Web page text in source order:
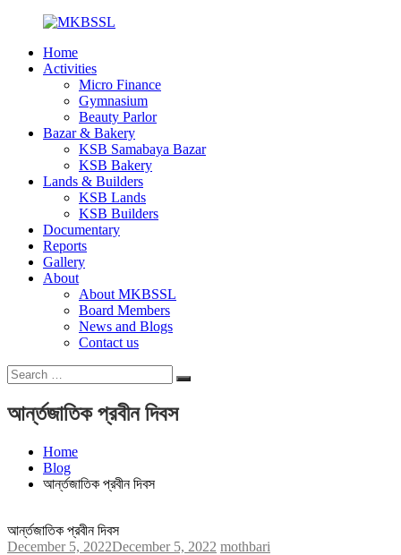
content
MKBSSL
Mothbari
Beboshaye
Samabaya
Somity
Home
Activities
Micro Finance
Gymnasium
Beauty Parlor
Bazar & Bakery
KSB Samabaya Bazar
KSB Bakery
Lands & Builders
KSB Lands
KSB Builders
Documentary
Reports
Gallery
About
About MKBSSL
Board Members
News and Blogs
Contact us
Search
for:
Search
আর্ন্তজাতিক প্রবীন দিবস
Home
Blog
আর্ন্তজাতিক প্রবীন দিবস
আর্ন্তজাতিক প্রবীন দিবস
December 5, 2022December 5, 2022 mothbari